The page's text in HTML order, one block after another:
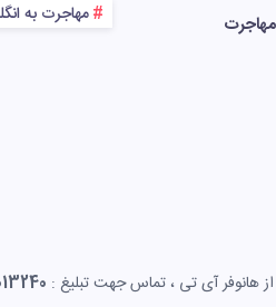
مهاجرت به
از هانوفر آی تی ، تماس جهت تبلیغ :